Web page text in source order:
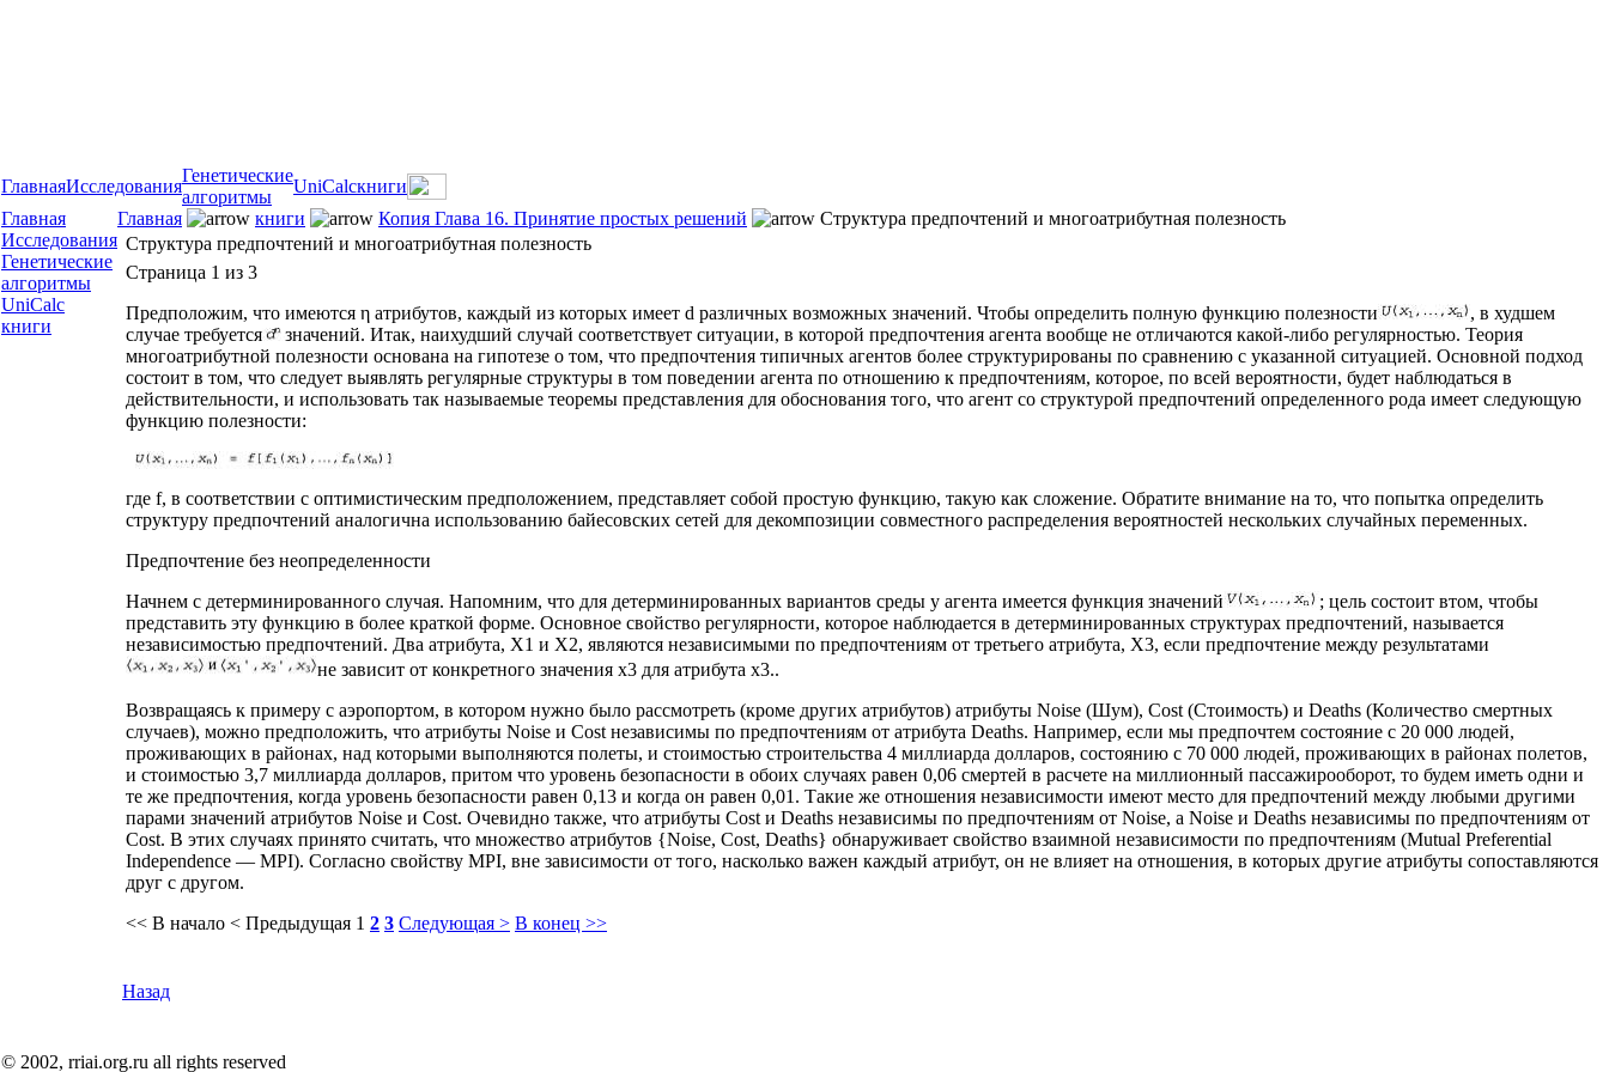
ГлавнаяИсследования
Генетические
алгоритмы
UniCalcкниги
Главная
Исследования
Генетические
алгоритмы
UniCalc
книги
Главная книги Копия Глава 16. Принятие простых решений
Структура предпочтений и многоатрибутная полезность
Структура предпочтений и многоатрибутная полезность
Страница 1 из 3
Предположим, что имеются η атрибутов, каждый из которых имеет d различных возможных значений. Чтобы определить полную функцию полезности
, в худшем
случае требуется
значений. Итак, наихудший случай соответствует ситуации, в которой предпочтения агента вообще не отличаются какой-либо регулярностью. Теория
многоатрибутной полезности основана на гипотезе о том, что предпочтения типичных агентов более структурированы по сравнению с указанной ситуацией. Основной подход
состоит в том, что следует выявлять регулярные структуры в том поведении агента по отношению к предпочтениям, которое, по всей вероятности, будет наблюдаться в
действительности, и использовать так называемые теоремы представления для обоснования того, что агент со структурой предпочтений определенного рода имеет следующую
функцию полезности:
где f, в соответствии с оптимистическим предположением, представляет собой простую функцию, такую как сложение. Обратите внимание на то, что попытка определить
структуру предпочтений аналогична использованию байесовских сетей для декомпозиции совместного распределения вероятностей нескольких случайных переменных.
Предпочтение без неопределенности
Начнем с детерминированного случая. Напомним, что для детерминированных вариантов среды у агента имеется функция значений
; цель состоит втом, чтобы
представить эту функцию в более краткой форме. Основное свойство регулярности, которое наблюдается в детерминированных структурах предпочтений, называется
независимостью предпочтений. Два атрибута, Х1 и Х2, являются независимыми по предпочтениям от третьего атрибута, Х3, если предпочтение между результатами
не зависит от конкретного значения х3 для атрибута х3..
Возвращаясь к примеру с аэропортом, в котором нужно было рассмотреть (кроме других атрибутов) атрибуты Noise (Шум), Cost (Стоимость) и Deaths (Количество смертных
случаев), можно предположить, что атрибуты Noise и Cost независимы по предпочтениям от атрибута Deaths. Например, если мы предпочтем состояние с 20 000 людей,
проживающих в районах, над которыми выполняются полеты, и стоимостью строительства 4 миллиарда долларов, состоянию с 70 000 людей, проживающих в районах полетов,
и стоимостью 3,7 миллиарда долларов, притом что уровень безопасности в обоих случаях равен 0,06 смертей в расчете на миллионный пассажирооборот, то будем иметь одни и
те же предпочтения, когда уровень безопасности равен 0,13 и когда он равен 0,01. Такие же отношения независимости имеют место для предпочтений между любыми другими
парами значений атрибутов Noise и Cost. Очевидно также, что атрибуты Cost и Deaths независимы по предпочтениям от Noise, a Noise и Deaths независимы по предпочтениям от
Cost. В этих случаях принято считать, что множество атрибутов {Noise, Cost, Deaths} обнаруживает свойство взаимной независимости по предпочтениям (Mutual Preferential
Independence — MPI). Согласно свойству МРI, вне зависимости от того, насколько важен каждый атрибут, он не влияет на отношения, в которых другие атрибуты сопоставляются
друг с другом.
<< В начало < Предыдущая 1 2 3 Следующая > В конец >>
Назад
© 2002, rriai.org.ru all rights reserved